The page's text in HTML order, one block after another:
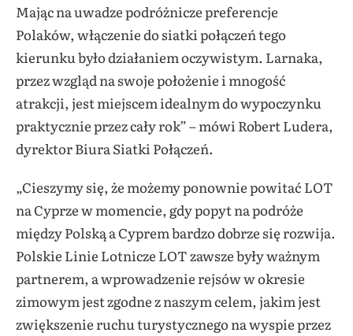
Mając na uwadze podróżnicze preferencje
Polaków, włączenie do siatki połączeń tego
kierunku było działaniem oczywistym. Larnaka,
przez wzgląd na swoje położenie i mnogość
atrakcji, jest miejscem idealnym do wypoczynku
praktycznie przez cały rok” – mówi Robert Ludera,
dyrektor Biura Siatki Połączeń.
„Cieszymy się, że możemy ponownie powitać LOT
na Cyprze w momencie, gdy popyt na podróże
między Polską a Cyprem bardzo dobrze się rozwija.
Polskie Linie Lotnicze LOT zawsze były ważnym
partnerem, a wprowadzenie rejsów w okresie
zimowym jest zgodne z naszym celem, jakim jest
zwiększenie ruchu turystycznego na wyspie przez